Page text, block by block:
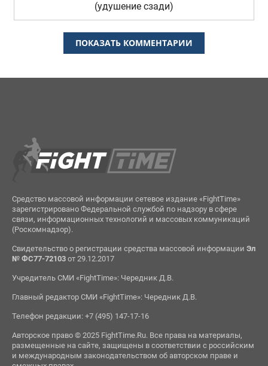
(удушение сзади)
ПОКАЗАТЬ КОММЕНТАРИИ
Средство массовой информации сетевое издание «FightTime»
зарегистрировано Федеральной службой по надзору в сфере
связи, информационных технологий и массовых коммуникаций
(Роскомнадзор).
Свидетельство о регистрации средства массовой информации Эл
№ ФС77-72103от 29.12.2017
Учредитель СМИ «FightTime»: Чередник Д.В.
Главный редактор СМИ «FightTime»: Чередник Д.В.
Телефон редакции: +7 (495) 147-17-16
Авторское право © 2025 FightTime.Ru. Все права на материалы,
размещенные на сайте, защищены в соответствии с российским
и международным законодательством об авторском праве и